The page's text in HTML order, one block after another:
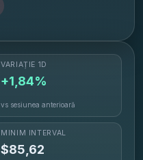
VARIAȚIE 1D
+1,84%
vs sesiunea anterioară
MINIM INTERVAL
$85,62